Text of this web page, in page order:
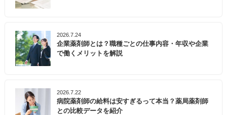
2026.7.24
企業薬剤師とは？職種ごとの仕事内容・年収や企業
で働くメリットを解説
2026.7.22
病院薬剤師の給料は安すぎるって本当？薬局薬剤師
との比較データを紹介